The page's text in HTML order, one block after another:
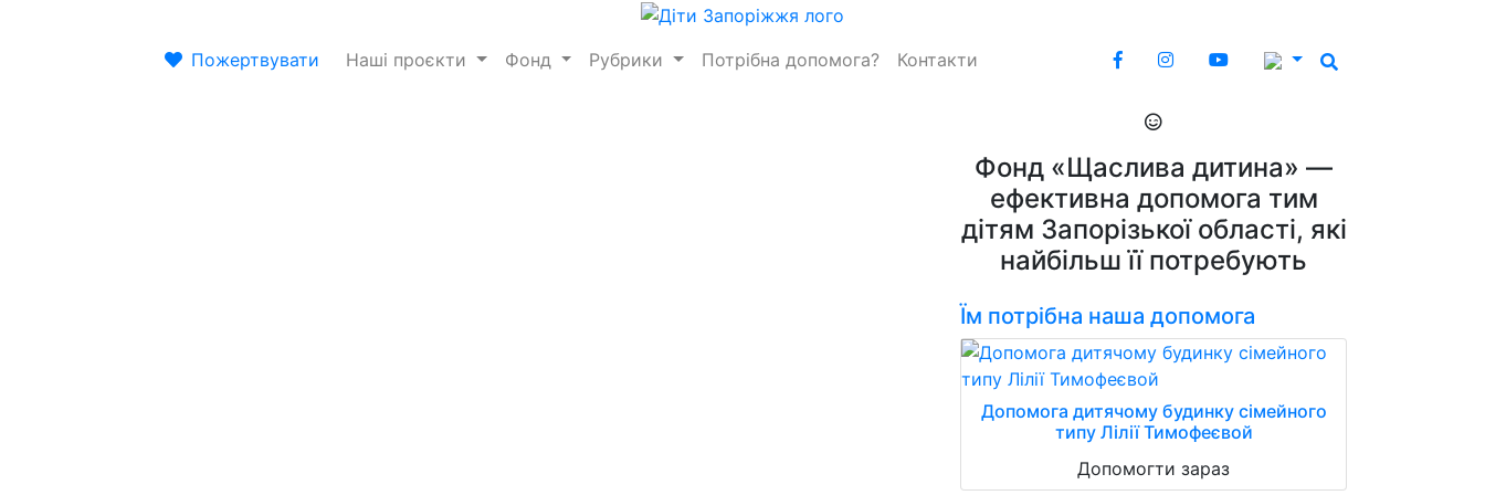
Пожертвувати Наші проєкти Фонд Рубрики Потрібна допомога? Контакти
Фонд «Щаслива дитина» —
ефективна допомога тим
дітям Запорізької області, які
найбільш її потребують
Їм потрібна наша допомога
Допомога дитячому будинку сімейного
типу Лілії Тимофеєвой
Допомогти зараз